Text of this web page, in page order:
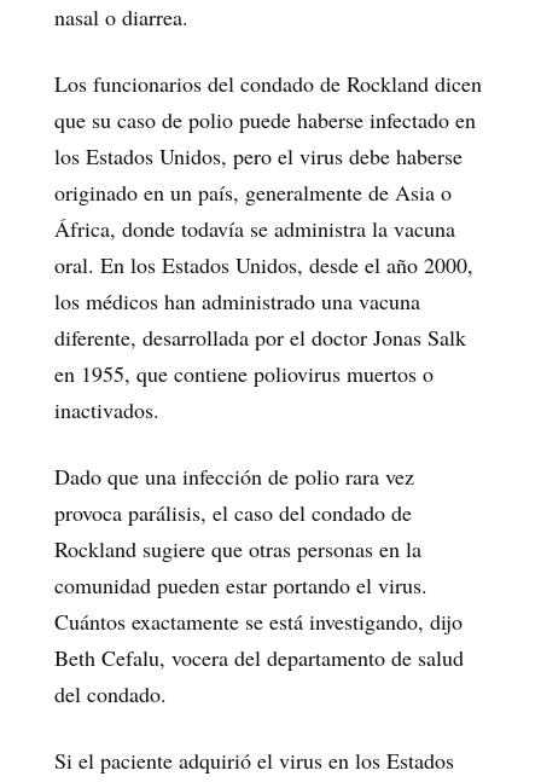
nasal o diarrea.
Los funcionarios del condado de Rockland dicen
que su caso de polio puede haberse infectado en
los Estados Unidos, pero el virus debe haberse
originado en un país, generalmente de Asia o
África, donde todavía se administra la vacuna
oral. En los Estados Unidos, desde el año 2000,
los médicos han administrado una vacuna
diferente, desarrollada por el doctor Jonas Salk
en 1955, que contiene poliovirus muertos o
inactivados.
Dado que una infección de polio rara vez
provoca parálisis, el caso del condado de
Rockland sugiere que otras personas en la
comunidad pueden estar portando el virus.
Cuántos exactamente se está investigando, dijo
Beth Cefalu, vocera del departamento de salud
del condado.
Si el paciente adquirió el virus en los Estados